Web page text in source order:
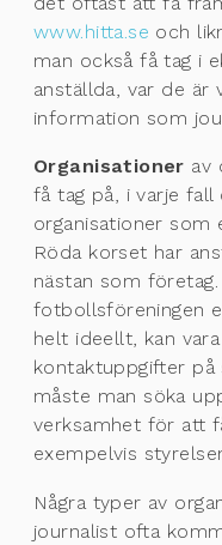
www.hitta.se och
man också få tag i
anställda, var de är
information som
Organisationer av
få tag på, i varje
organisationer som
Röda korset har
nästan som
fotbollsföreningen
helt ideellt, kan
kontaktuppgifter på
måste man söka
verksamhet för att
exempelvis
Några typer av
journalist ofta